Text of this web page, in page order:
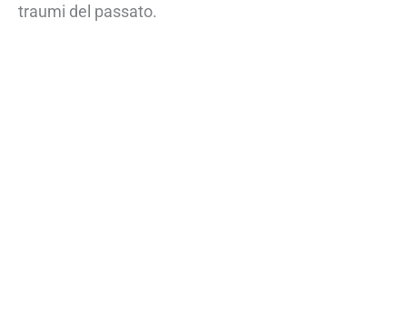
traumi del passato.